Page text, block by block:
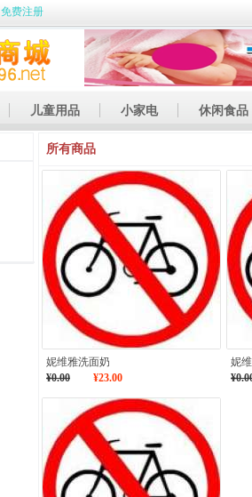
免费注册
儿童用品 小家电 休闲食品
土特产
所有商品
妮维雅洗面奶
¥0.00
¥23.00
妮